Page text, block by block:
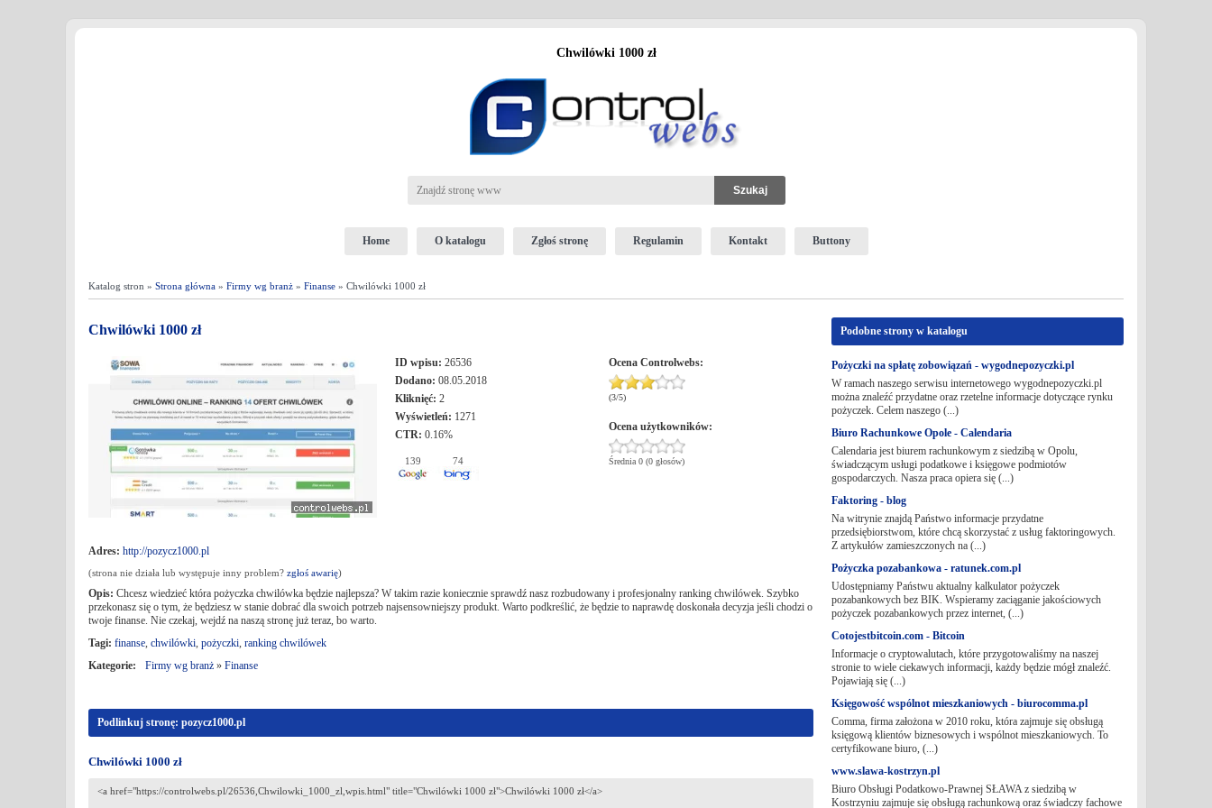
Chwilówki 1000 zł
Home O katalogu Zgłoś stronę Regulamin Kontakt Buttony
Katalog stron » Strona główna » Firmy wg branż » Finanse » Chwilówki 1000 zł
Chwilówki 1000 zł
ID wpisu: 26536
Dodano: 08.05.2018
Kliknięć: 2
Wyświetleń: 1271
CTR: 0.16%
139 74
Ocena Controlwebs:
(3/5)
Ocena użytkowników:
Średnia 0 (0 głosów)
Adres: http://pozycz1000.pl
(strona nie działa lub występuje inny problem? zgłoś awarię)
Opis: Chcesz wiedzieć która pożyczka chwilówka będzie najlepsza? W takim razie koniecznie sprawdź nasz rozbudowany i profesjonalny ranking chwilówek. Szybko
przekonasz się o tym, że będziesz w stanie dobrać dla swoich potrzeb najsensowniejszy produkt. Warto podkreślić, że będzie to naprawdę doskonała decyzja jeśli chodzi o
twoje finanse. Nie czekaj, wejdź na naszą stronę już teraz, bo warto.
Tagi: finanse, chwilówki, pożyczki, ranking chwilówek
Kategorie:
Firmy wg branż » Finanse
Podlinkuj stronę: pozycz1000.pl
Chwilówki 1000 zł
Podobne strony w katalogu
Pożyczki na spłatę zobowiązań - wygodnepozyczki.pl
W ramach naszego serwisu internetowego wygodnepozyczki.pl
można znaleźć przydatne oraz rzetelne informacje dotyczące rynku
pożyczek. Celem naszego (...)
Biuro Rachunkowe Opole - Calendaria
Calendaria jest biurem rachunkowym z siedzibą w Opolu,
świadczącym usługi podatkowe i księgowe podmiotów
gospodarczych. Nasza praca opiera się (...)
Faktoring - blog
Na witrynie znajdą Państwo informacje przydatne
przedsiębiorstwom, które chcą skorzystać z usług faktoringowych.
Z artykułów zamieszczonych na (...)
Pożyczka pozabankowa - ratunek.com.pl
Udostępniamy Państwu aktualny kalkulator pożyczek
pozabankowych bez BIK. Wspieramy zaciąganie jakościowych
pożyczek pozabankowych przez internet, (...)
Cotojestbitcoin.com - Bitcoin
Informacje o cryptowalutach, które przygotowaliśmy na naszej
stronie to wiele ciekawych informacji, każdy będzie mógł znaleźć.
Pojawiają się (...)
Księgowość wspólnot mieszkaniowych - biurocomma.pl
Comma, firma założona w 2010 roku, która zajmuje się obsługą
księgową klientów biznesowych i wspólnot mieszkaniowych. To
certyfikowane biuro, (...)
www.slawa-kostrzyn.pl
Biuro Obsługi Podatkowo-Prawnej SŁAWA z siedzibą w
Kostrzyniu zajmuje się obsługą rachunkową oraz świadczy fachowe